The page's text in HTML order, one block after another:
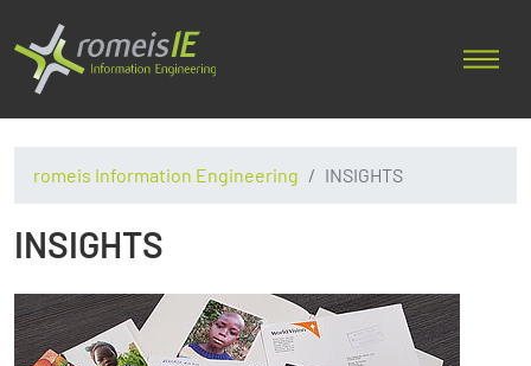
romeis Information Engineering INSIGHTS
INSIGHTS